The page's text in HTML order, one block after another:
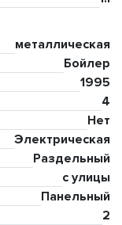
металлическая
Бойлер
1995
4
Нет
Электрическая
Раздельный
с улицы
Панельный
2